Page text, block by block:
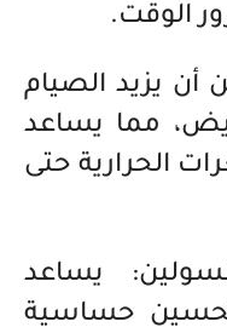
الوقت.
أن يزيد الصيام
مما يساعد
الحرارية حتى
يساعد
حساسية